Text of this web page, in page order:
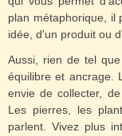
plan métaphorique, il
idée, d'un produit ou
Aussi, rien de tel
équilibre et ancrage.
envie de collecter,
Les pierres, les
parlent. Vivez plus